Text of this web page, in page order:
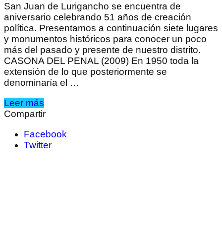
San Juan de Lurigancho se encuentra de
aniversario celebrando 51 años de creación
política. Presentamos a continuación siete lugares
y monumentos históricos para conocer un poco
más del pasado y presente de nuestro distrito.
CASONA DEL PENAL (2009) En 1950 toda la
extensión de lo que posteriormente se
denominaría el …
Leer más
Compartir
Facebook
Twitter